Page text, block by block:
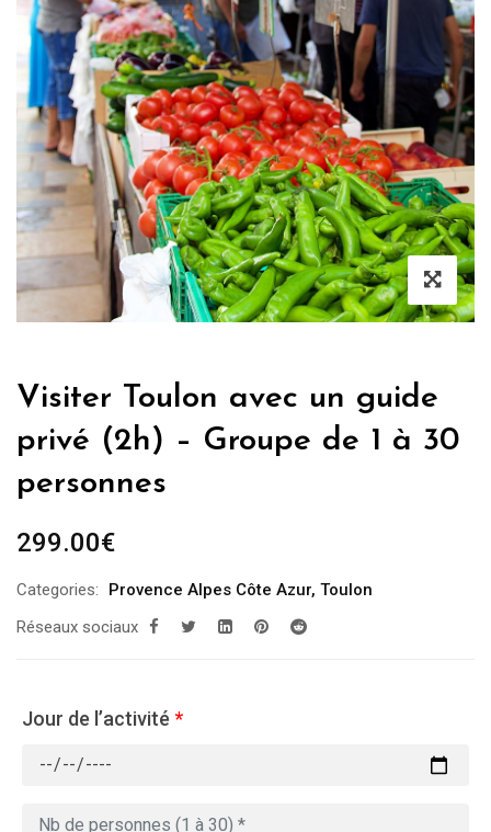
Visiter Toulon avec un guide
privé (2h) – Groupe de 1 à 30
personnes
299.00€
Categories: Provence Alpes Côte Azur, Toulon
Réseaux sociaux
Jour de l’activité *